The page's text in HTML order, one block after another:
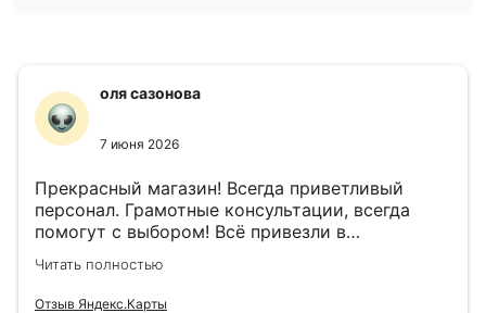
оля сазонова
7 июня 2026
Прекрасный магазин! Всегда приветливый
персонал. Грамотные консультации, всегда
помогут с выбором! Всё привезли в
назначенный день!
Читать полностью
Отзыв Яндекс.Карты